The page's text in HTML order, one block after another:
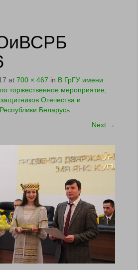
at 700 × 467 in В ГрГУ имени
торжественное мероприятие,
Отечества и
Беларусь
Next →